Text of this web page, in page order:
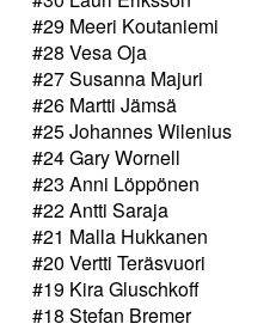
#29 Meeri Koutaniemi
#28 Vesa Oja
#27 Susanna Majuri
#26 Martti Jämsä
#25 Johannes Wilenius
#24 Gary Wornell
#23 Anni Löppönen
#22 Antti Saraja
#21 Malla Hukkanen
#20 Vertti Teräsvuori
#19 Kira Gluschkoff
#18 Stefan Bremer